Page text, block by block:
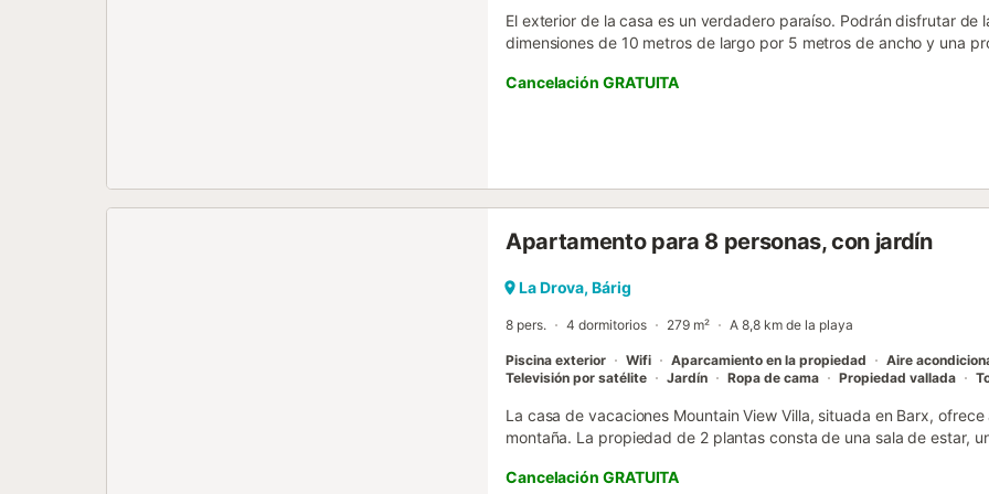
El exterior de la casa es un verdadero paraíso. Podrán disfrutar de
dimensiones de 10 metros de largo por 5 metros de ancho y una
mayor comodidad. Relájense en la terraza disfrutando de una
casa se encuentra en una zona elevada como si fuera un primer
mediante escaleras. En el interior encontrarán una sala de estar
Smart TV, proporcionando un espacio confortable para relajarse y
pueden descansar en el sofá-cama doble que hay en la sala. El
individuales y el tercero también con una cama doble. Todos ellos
proporcionarles una cuna y una trona. Barx es un pintoresco
Corber...
Cancelación GRATUITA
Apartamento para 8 personas, con jardín
La Drova, Bárig
8 pers. 4 dormitorios 279 m² A 8,8 km de la playa
Piscina exterior Wifi Aparcamiento en la propiedad Aire
Televisión por satélite
Jardín Ropa de cama Propiedad vallada
La casa de vacaciones Mountain View Villa, situada en Barx,
montaña. La propiedad de 2 plantas consta de una sala de estar,
servicios adicionales incluyen Wi-Fi de alta velocidad (apto para
Cancelación GRATUITA